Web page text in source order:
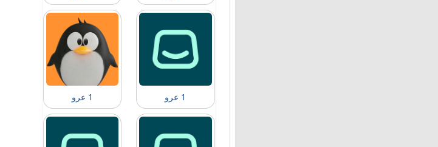
1 عرو 1 عرو